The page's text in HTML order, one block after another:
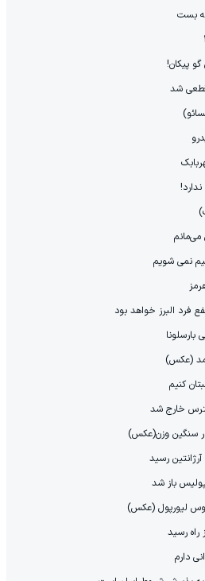
بست
پیکان!
قطعی شد
نمی شویم
فرد البرز خواهد بود
بارسلونا
(عکس)
کنیم
خارج شد
سنگین وزن(عکس)
رسید
باز شد
لیورپول (عکس)
راه رسید
دارم